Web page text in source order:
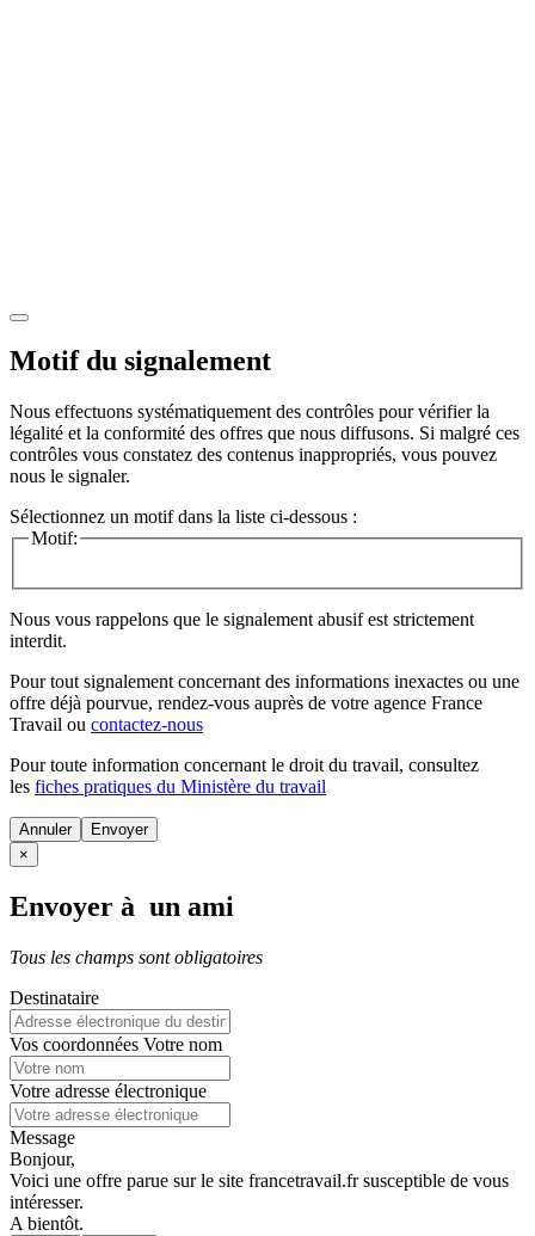
Motif du signalement
Nous effectuons systématiquement des contrôles pour vérifier la
légalité et la conformité des offres que nous diffusons. Si malgré ces
contrôles vous constatez des contenus inappropriés, vous pouvez
nous le signaler.
Sélectionnez un motif dans la liste ci-dessous :
Motif:
Nous vous rappelons que le signalement abusif est strictement
interdit.
Pour tout signalement concernant des informations inexactes ou une
offre déjà pourvue, rendez-vous auprès de votre agence France
Travail ou contactez-nous
Pour toute information concernant le droit du travail, consultez
les fiches pratiques du Ministère du travail
Annuler
×
Envoyer à un ami
Tous les champs sont obligatoires
Destinataire
Vos coordonnées Votre nom
Votre adresse électronique
Message
Bonjour,
Voici une offre parue sur le site francetravail.fr susceptible de vous
intéresser.
A bientôt.